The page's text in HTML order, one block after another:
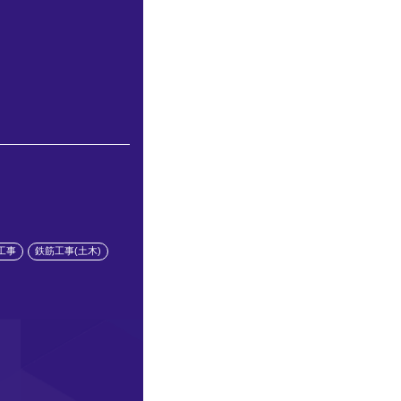
事 鉄筋工事(土木)